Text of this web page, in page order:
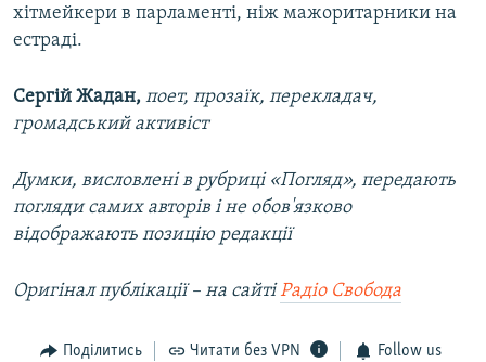
хітмейкери в парламенті, ніж мажоритарники на
естраді.
Сергій Жадан, поет, прозаїк, перекладач,
громадський активіст
Думки, висловлені в рубриці «Погляд», передають
погляди самих авторів і не обов'язково
відображають позицію редакції
Оригінал публікації – на сайтіРадіо Свобода
Поділитись Читати без VPN Follow us